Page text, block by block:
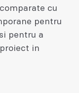
cu
pentru
pentru a
in